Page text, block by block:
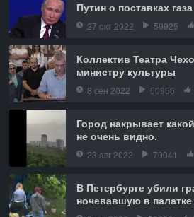
Путин о поставках
27 окт 2022 59925
Коллектив Театра
министру культуры
8 сен 2022 50956
Город накрывает
не очень видно.
23 авг 2022 70041
В Петербурге убили
ночевавшую в палатке